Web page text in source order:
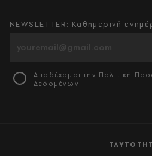
NEWSLETTER: Καθημερινή
Αποδέχομαι την Πολιτική
Δεδομένων